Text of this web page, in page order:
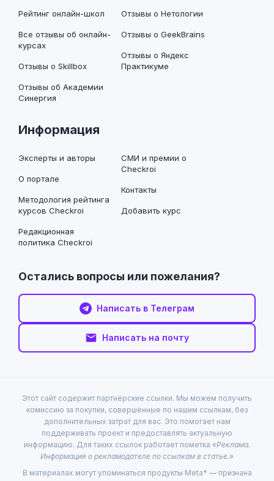
Рейтинг онлайн-школ
Все отзывы об онлайн-
курсах
Отзывы о Skillbox
Отзывы об Академии
Синергия
Отзывы о Нетологии
Отзывы о GeekBrains
Отзывы о Яндекс
Практикуме
Информация
Эксперты и авторы
О портале
Методология рейтинга
курсов Checkroi
Редакционная
политика Checkroi
СМИ и премии о
Checkroi
Контакты
Добавить курс
Остались вопросы или пожелания?
Написать в Телеграм
Написать на почту
Этот сайт содержит партнёрские ссылки. Мы можем получить
комиссию за покупки, совершённые по нашим ссылкам, без
дополнительных затрат для вас. Это помогает нам
поддерживать проект и предоставлять актуальную
информацию. Для таких ссылок работает пометка «Реклама.
Информация о рекламодателе по ссылкам в статье.»
В материалах могут упоминаться продукты Meta* — признана